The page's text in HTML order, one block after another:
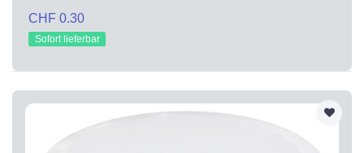
CHF 0.30
Sofort lieferbar